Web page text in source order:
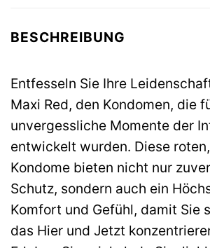
BESCHREIBUNG
Entfesseln Sie Ihre
Maxi Red, den Kondomen, die
unvergessliche Momente der
entwickelt wurden. Diese
Kondome bieten nicht nur
Schutz, sondern auch ein
Komfort und Gefühl, damit Sie
das Hier und Jetzt